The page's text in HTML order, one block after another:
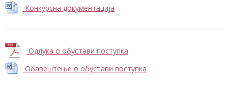
Конкурсна документација
Одлука о обустави поступка
Обавештење о обустави поступка